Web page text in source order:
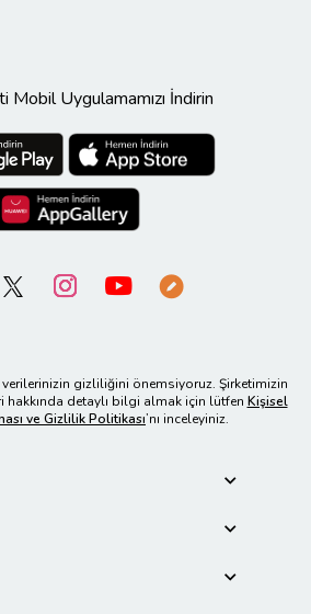
Mobil Uygulamamızı İndirin
gizliliğini önemsiyoruz. Şirketimizin
hakkında detaylı bilgi almak için lütfen Kişisel
ve Gizlilik Politikası’nı inceleyiniz.